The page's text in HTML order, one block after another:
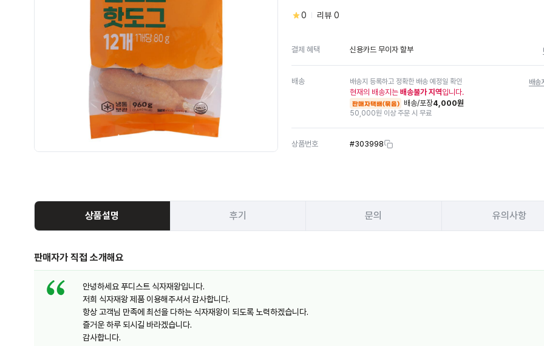
0 리뷰 0
결제 혜택 신용카드 무이자 할부
배송 배송지 등록하고 정확한 배송 예정일 확인 배송
현재의 배송지는 배송불가 지역입니다.
판매자택배(묶음) 배송/포장4,000원
50,000원 이상 주문 시 무료
상품번호 #303998
상품설명 후기 문의 유의사항
판매자가 직접 소개해요
안녕하세요 푸디스트 식자재왕입니다.
저희 식자재왕 제품 이용해주셔서 감사합니다.
항상 고객님 만족에 최선을 다하는 식자재왕이 되도록 노력하겠습니다.
즐거운 하루 되시길 바라겠습니다.
감사합니다.